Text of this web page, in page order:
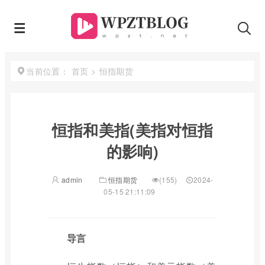
当前位置： 首页 > 恒指期货
恒指和美指(美指对恒指
的影响)
admin 恒指期货 (155)
2024-
05-15 21:11:09
导言